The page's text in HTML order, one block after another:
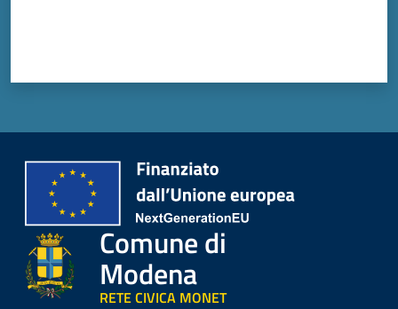
Comune di
Modena
RETE CIVICA MONET